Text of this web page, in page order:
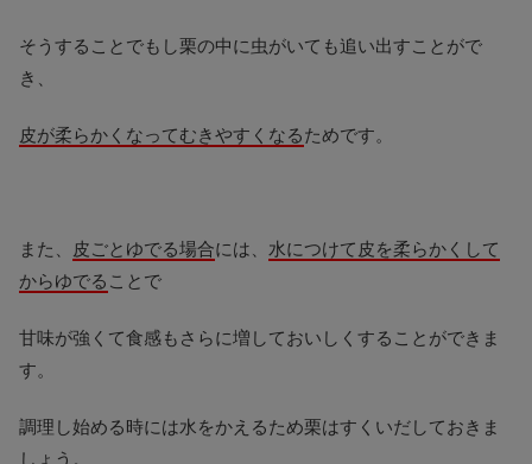
そうすることでもし栗の中に虫がいても追い出すことがで
き、
皮が柔らかくなってむきやすくなるためです。
また、 皮ごとゆでる場合には、 水につけて皮を柔らかくして
からゆでる ことで
甘味が強くて食感もさらに増しておいしくすることができま
す。
調理し始める時には水をかえるため栗はすくいだしておきま
しょう。